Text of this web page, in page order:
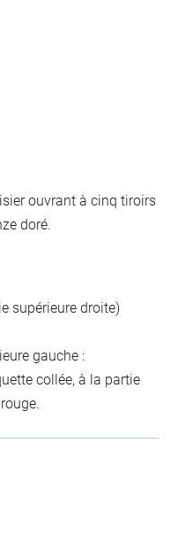
ouvrant à cinq tiroirs
doré.
supérieure droite)
gauche :
collée, à la partie